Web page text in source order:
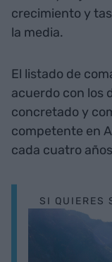
crecimiento y
la media.
El listado de
acuerdo con los
concretado y
competente en
cada cuatro
SI QUIERES